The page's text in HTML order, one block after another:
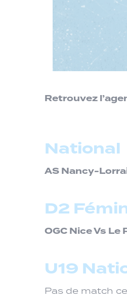
Retrouvez
National
AS Nancy-
D2
OGC Nice Vs
U19
Pas de match